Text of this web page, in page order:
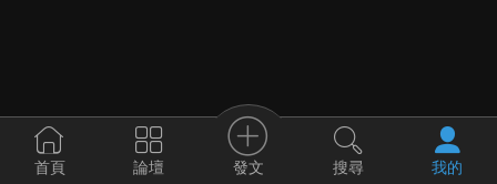
首頁 論壇 發文 搜尋 我的